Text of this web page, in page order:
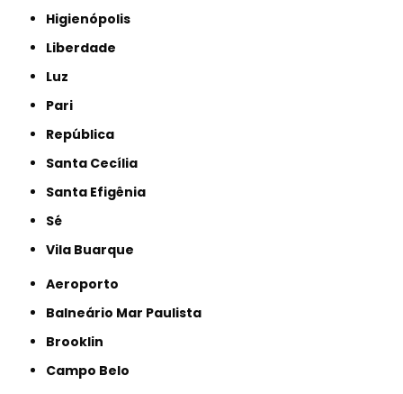
Higienópolis
Liberdade
Luz
Pari
República
Santa Cecília
Santa Efigênia
Sé
Vila Buarque
Aeroporto
Balneário Mar Paulista
Brooklin
Campo Belo